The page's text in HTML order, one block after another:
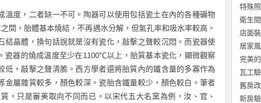
溫度，二者缺一不可。陶器可以使用包括瓷土在內的各種礦物
，胎體基本燒結，不再遇水分解，但氣孔率和吸水率較高。
結晶體，換句話說就是沒有瓷化，敲擊之聲較沉悶。而瓷器使
瓷器的燒成溫度至少在1100℃以上，胎質基本瓷化，顯微觀察
低，敲擊之聲清脆。西方學者還將胎質內的鐵含量的多寡作為
金屬雜質較多，顏色較深。瓷胎含鐵量較少，顏色較白。筆者
，只是審美取向不同而已。以宋代五大名窯為例，汝、官、
特殊
衛生
店面
居家
完美
瓦工
新房